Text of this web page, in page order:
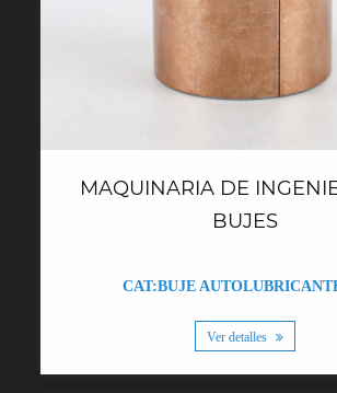
MAQUINARIA DE
BUJES
CAT:BUJE
Ver detalles